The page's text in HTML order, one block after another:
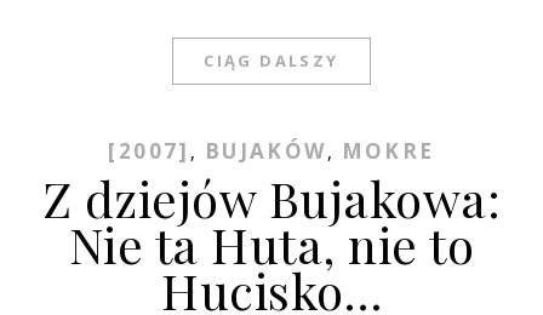
CIĄG DALSZY
[2007] , BUJAKÓW, MOKRE
Z dziejów Bujakowa:
Nie ta Huta, nie to
Hucisko…